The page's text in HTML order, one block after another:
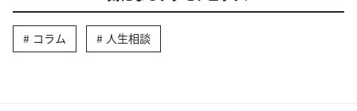
コラム 人生相談